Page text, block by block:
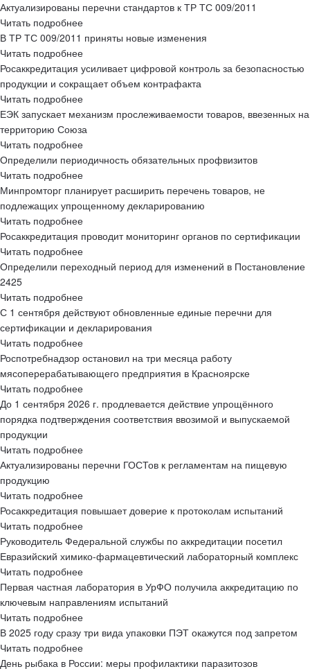
Актуализированы перечни стандартов к ТР ТС 009/2011
Читать подробнее
В ТР ТС 009/2011 приняты новые изменения
Читать подробнее
Росаккредитация усиливает цифровой контроль за безопасностью
продукции и сокращает объем контрафакта
Читать подробнее
ЕЭК запускает механизм прослеживаемости товаров, ввезенных на
территорию Союза
Читать подробнее
Определили периодичность обязательных профвизитов
Читать подробнее
Минпромторг планирует расширить перечень товаров, не
подлежащих упрощенному декларированию
Читать подробнее
Росаккредитация проводит мониторинг органов по сертификации
Читать подробнее
Определили переходный период для изменений в Постановление
2425
Читать подробнее
С 1 сентября действуют обновленные единые перечни для
сертификации и декларирования
Читать подробнее
Роспотребнадзор остановил на три месяца работу
мясоперерабатывающего предприятия в Красноярске
Читать подробнее
До 1 сентября 2026 г. продлевается действие упрощённого
порядка подтверждения соответствия ввозимой и выпускаемой
продукции
Читать подробнее
Актуализированы перечни ГОСТов к регламентам на пищевую
продукцию
Читать подробнее
Росаккредитация повышает доверие к протоколам испытаний
Читать подробнее
Руководитель Федеральной службы по аккредитации посетил
Евразийский химико-фармацевтический лабораторный комплекс
Читать подробнее
Первая частная лаборатория в УрФО получила аккредитацию по
ключевым направлениям испытаний
Читать подробнее
В 2025 году сразу три вида упаковки ПЭТ окажутся под запретом
Читать подробнее
День рыбака в России: меры профилактики паразитозов